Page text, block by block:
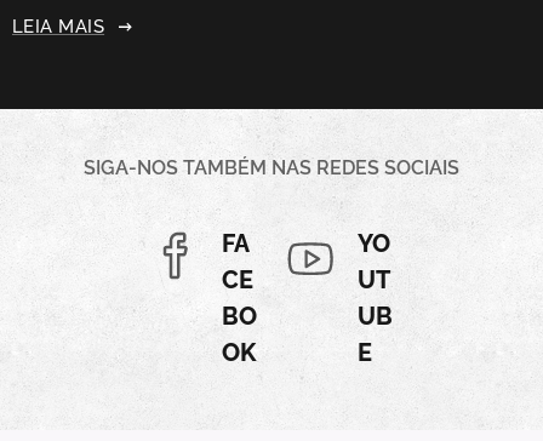
LEIA MAIS
SIGA-NOS TAMBÉM NAS REDES SOCIAIS
FA
CE
BO
OK
YO
UT
UB
E